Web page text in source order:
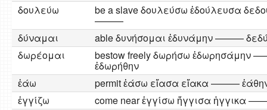
δουλεύω
be a slave δουλεύσω ἐδούλευσα
———
δύναμαι
able δυνήσομαι ἐδυνάμην ———
δωρέομαι
bestow freely δωρήσω ἐδωρησάμην
ἐδωρήθην
ἐάω
permit ἐάσω εἴασα εἴακα ———
ἐγγίζω
come near ἐγγίσω ἤγγισα